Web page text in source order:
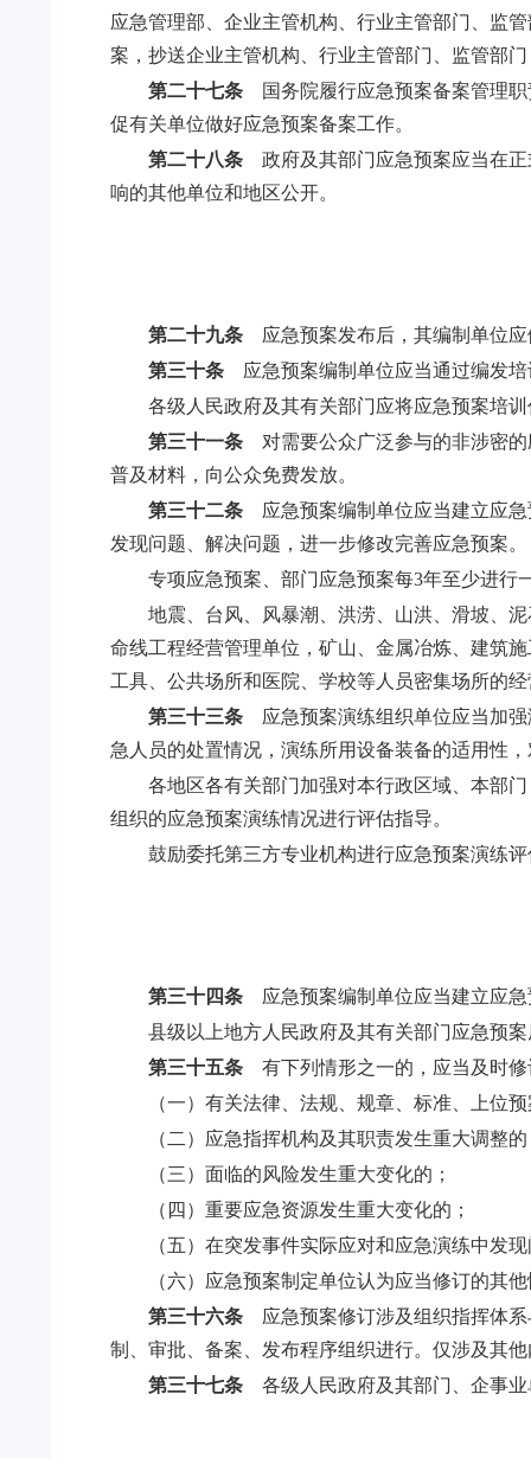
应急管理部、企业主管机构、行业主管部门、监
案，抄送企业主管机构、行业主管部门、监管部
第二十七条 国务院履行应急预案备案管理职
促有关单位做好应急预案备案工作。
第二十八条 政府及其部门应急预案应当在正
响的其他单位和地区公开。
第二十九条 应急预案发布后，其编制单位应
第三十条 应急预案编制单位应当通过编发培
各级人民政府及其有关部门应将应急预案培
第三十一条 对需要公众广泛参与的非涉密的
普及材料，向公众免费发放。
第三十二条 应急预案编制单位应当建立应急
发现问题、解决问题，进一步修改完善应急预案。
专项应急预案、部门应急预案每3年至少进行
地震、台风、风暴潮、洪涝、山洪、滑坡、
命线工程经营管理单位，矿山、金属冶炼、建筑
工具、公共场所和医院、学校等人员密集场所的
第三十三条 应急预案演练组织单位应当加强
急人员的处置情况，演练所用设备装备的适用性
各地区各有关部门加强对本行政区域、本部
组织的应急预案演练情况进行评估指导。
鼓励委托第三方专业机构进行应急预案演练
第三十四条 应急预案编制单位应当建立应急
县级以上地方人民政府及其有关部门应急预
第三十五条 有下列情形之一的，应当及时修
（一）有关法律、法规、规章、标准、上位
（二）应急指挥机构及其职责发生重大调整
（三）面临的风险发生重大变化的；
（四）重要应急资源发生重大变化的；
（五）在突发事件实际应对和应急演练中发
（六）应急预案制定单位认为应当修订的其
第三十六条 应急预案修订涉及组织指挥体系
制、审批、备案、发布程序组织进行。仅涉及其
第三十七条 各级人民政府及其部门、企事业